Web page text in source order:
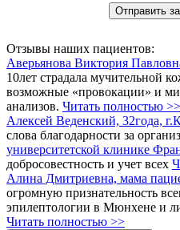
Отзывы наших пациентов:
Аверьянова Виктория
10лет страдала мучительной
возможные «провокации» и
анализов. Читать полностью >>
Алексей Веденский, 32года,
слова благодарности за
университетской клинике
добросовестность и учет всех
Алина Дмитриевна, мама
огромную признательность
эпилептологии в Мюнхене и
Читать полностью >>